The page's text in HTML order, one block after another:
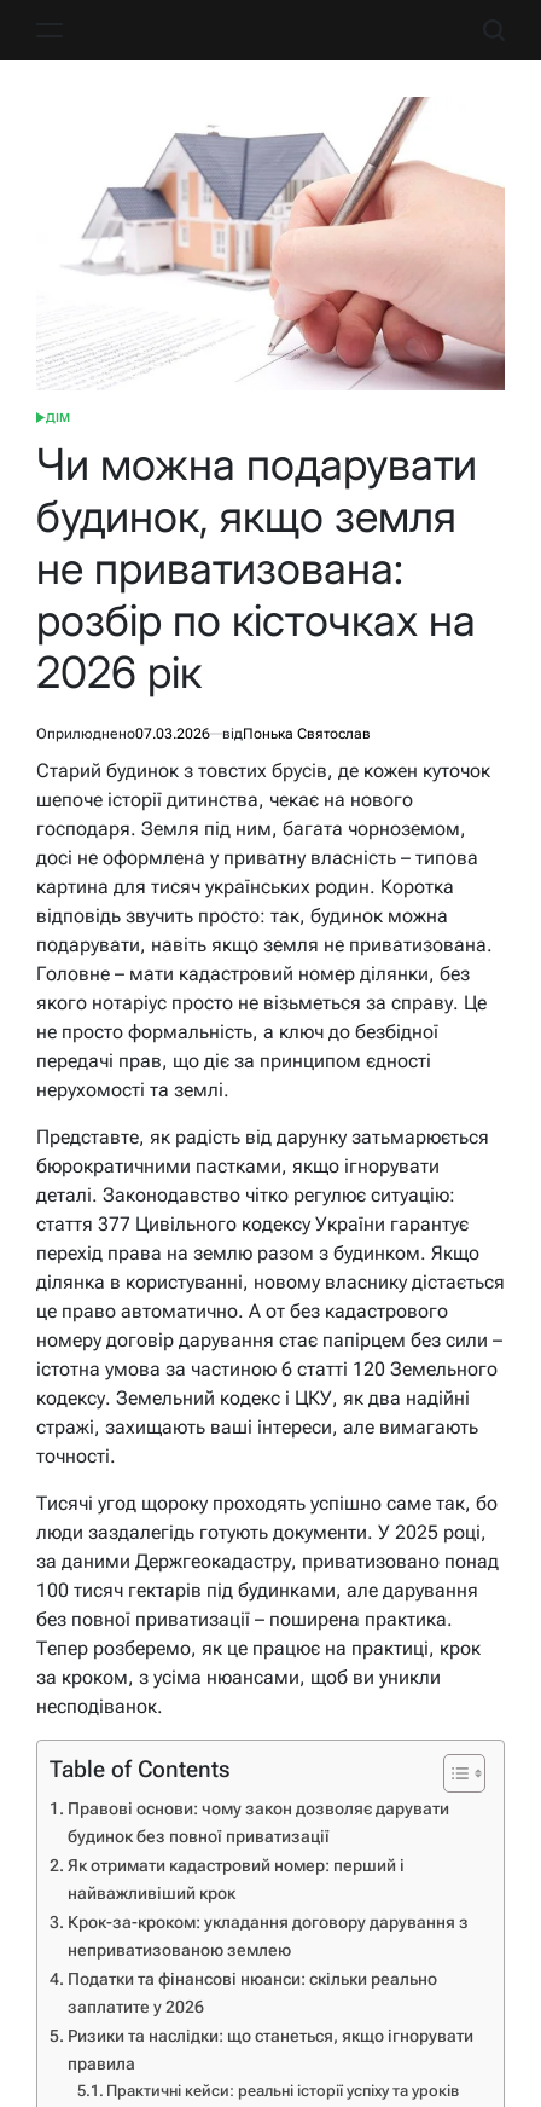
ОПУБЛІКУВАТИ
ДІМ
Чи можна подарувати
будинок, якщо земля
не приватизована:
розбір по кісточках на
2026 рік
Оприлюднено07.03.2026 відПонька Святослав
Старий будинок з товстих брусів, де кожен куточок
шепоче історії дитинства, чекає на нового
господаря. Земля під ним, багата чорноземом,
досі не оформлена у приватну власність – типова
картина для тисяч українських родин. Коротка
відповідь звучить просто: так, будинок можна
подарувати, навіть якщо земля не приватизована.
Головне – мати кадастровий номер ділянки, без
якого нотаріус просто не візьметься за справу. Це
не просто формальність, а ключ до безбідної
передачі прав, що діє за принципом єдності
нерухомості та землі.
Представте, як радість від дарунку затьмарюється
бюрократичними пастками, якщо ігнорувати
деталі. Законодавство чітко регулює ситуацію:
стаття 377 Цивільного кодексу України гарантує
перехід права на землю разом з будинком. Якщо
ділянка в користуванні, новому власнику дістається
це право автоматично. А от без кадастрового
номеру договір дарування стає папірцем без сили –
істотна умова за частиною 6 статті 120 Земельного
кодексу. Земельний кодекс і ЦКУ, як два надійні
стражі, захищають ваші інтереси, але вимагають
точності.
Тисячі угод щороку проходять успішно саме так, бо
люди заздалегідь готують документи. У 2025 році,
за даними Держгеокадастру, приватизовано понад
100 тисяч гектарів під будинками, але дарування
без повної приватизації – поширена практика.
Тепер розберемо, як це працює на практиці, крок
за кроком, з усіма нюансами, щоб ви уникли
несподіванок.
Table of Contents
Правові основи: чому закон дозволяє дарувати
будинок без повної приватизації
Як отримати кадастровий номер: перший і
найважливіший крок
Крок-за-кроком: укладання договору дарування з
неприватизованою землею
Податки та фінансові нюанси: скільки реально
заплатите у 2026
Ризики та наслідки: що станеться, якщо ігнорувати
правила
Практичні кейси: реальні історії успіху та уроків